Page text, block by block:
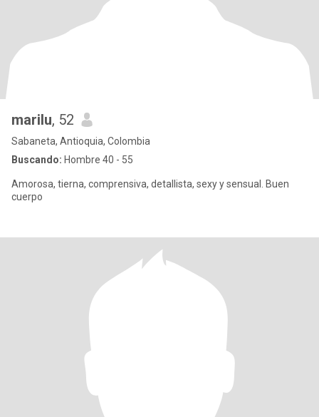
marilu, 52
Sabaneta, Antioquia, Colombia
Buscando: Hombre 40 - 55
Amorosa, tierna, comprensiva, detallista, sexy y sensual. Buen
cuerpo